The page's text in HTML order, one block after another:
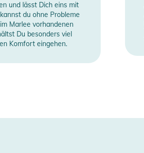
und lässt Dich eins mit
du ohne Probleme
Marlee vorhandenen
Du besonders viel
Komfort eingehen.